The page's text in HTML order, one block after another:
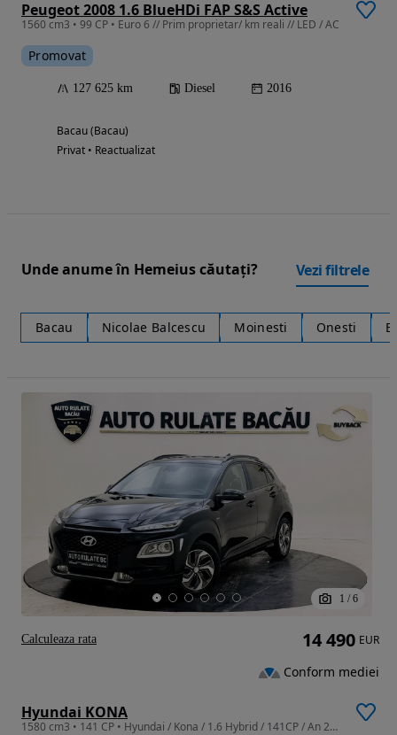
Peugeot 2008 1.6 BlueHDi FAP S&S Active
1560 cm3 • 99 CP • Euro 6 // Prim proprietar/ km reali // LED / AC
Promovat
127 625 km Diesel 2016
Bacau (Bacau)
Privat • Reactualizat
Unde anume în Hemeius căutați? Vezi filtrele
Bacau Nicolae Balcescu Moinesti Onesti
1 / 6
Hyundai KONA
1580 cm3 • 141 CP • Hyundai / Kona / 1.6 Hybrid / 141CP / An 2019 / Euro 6 / Automată
14 490 EUR
Conform mediei
Calculeaza rata